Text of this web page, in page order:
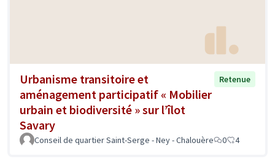
Urbanisme transitoire et
aménagement participatif « Mobilier
urbain et biodiversité » sur l’îlot
Savary
Retenue
Conseil de quartier Saint-Serge - Ney - Chalouère 0 4